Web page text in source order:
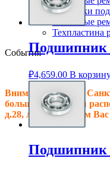
Сальники
Клиновые
Техпластина
События
Внимание! Офис в
больше, теперь мы
д.28, литер.А! Ждем Вас
Подшипник
₽4,659.00 В
Подшипник